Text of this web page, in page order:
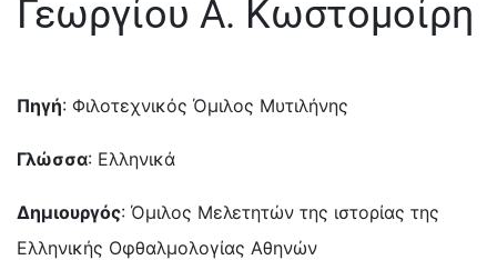
Γεωργίου Α. Κωστομοίρη
Πηγή: Φιλοτεχνικός Όμιλος Μυτιλήνης
Γλώσσα: Ελληνικά
Δημιουργός: Όμιλος Μελετητών της ιστορίας της
Ελληνικής Οφθαλμολογίας Αθηνών